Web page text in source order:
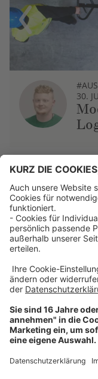
Previous
30.
Über uns
Dehner
Jobs bei